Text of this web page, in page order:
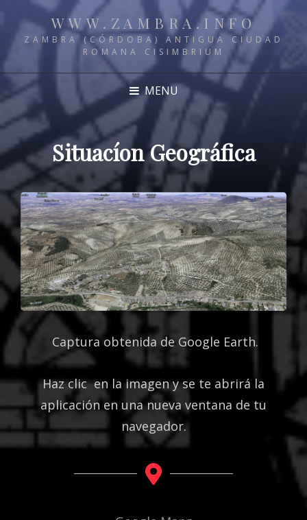
WWW.ZAMBRA.INFO
ZAMBRA (CÓRDOBA) ANTIGUA CIUDAD
ROMANA CISIMBRIUM
MENU
Situacíon Geográfica
Captura obtenida de Google Earth.
Haz clic en la imagen y se te abrirá la
aplicación en una nueva ventana de tu
navegador.